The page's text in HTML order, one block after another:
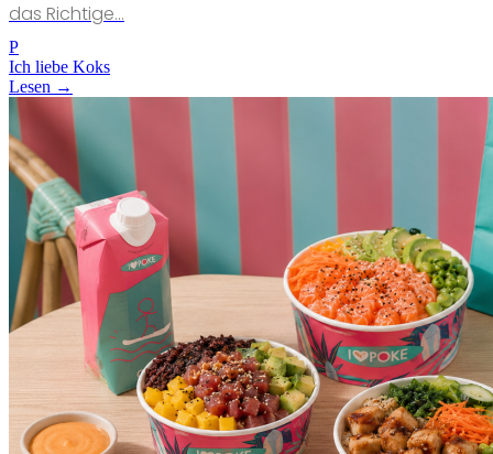
das Richtige...
P
Ich liebe Koks
Lesen →